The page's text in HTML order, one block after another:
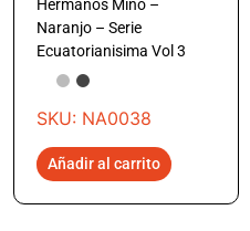
Hermanos Miño –
Naranjo – Serie
Ecuatorianisima Vol 3
SKU: NA0038
Añadir al carrito